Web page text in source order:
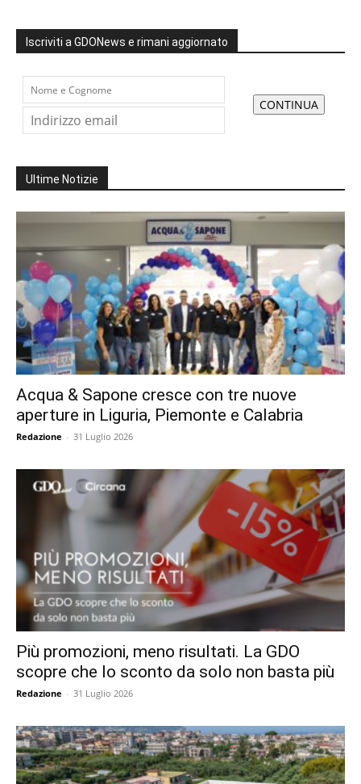
Iscriviti a GDONews e rimani aggiornato
Ultime Notizie
Acqua & Sapone cresce con tre nuove
aperture in Liguria, Piemonte e Calabria
Redazione - 31 Luglio 2026
Più promozioni, meno risultati. La GDO
scopre che lo sconto da solo non basta più
Redazione - 31 Luglio 2026